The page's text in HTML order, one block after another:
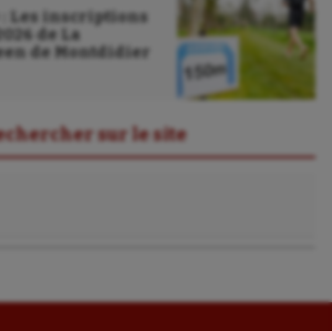
: Les inscriptions
de La
de Montdidier
sur le site